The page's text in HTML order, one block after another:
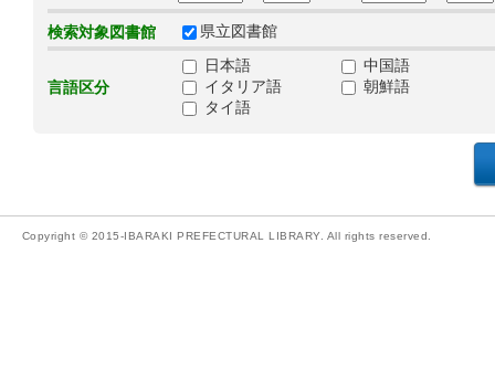
検索対象図書館 県立図書館
言語区分
日本語
中国語
イタリア語
朝鮮語
タイ語
Copyright © 2015-IBARAKI PREFECTURAL LIBRARY. All rights reserved.